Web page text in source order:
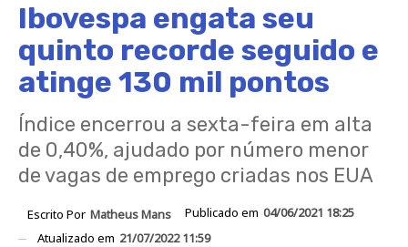
Ibovespa engata seu
quinto recorde seguido e
atinge 130 mil pontos
Índice encerrou a sexta-feira em alta
de 0,40%, ajudado por número menor
de vagas de emprego criadas nos EUA
Escrito Por Matheus Mans Publicado em 04/06/2021 18:25
Atualizado em 21/07/2022 11:59